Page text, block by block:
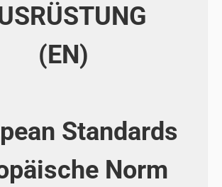
(EN)
Standards
Norm